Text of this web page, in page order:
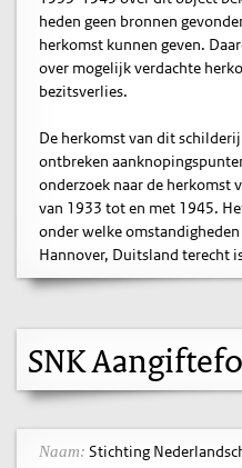
heden geen bronnen
herkomst kunnen geven.
over mogelijk verdachte
bezitsverlies.
De herkomst van dit
ontbreken
onderzoek naar de herkomst
van 1933 tot en met 1945.
onder welke
Hannover, Duitsland terecht
SNK
Naam: Stichting